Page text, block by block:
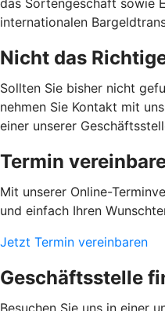
das Sortengeschäft sowie
internationalen
Nicht das
Sollten Sie bisher nicht
nehmen Sie Kontakt mit
einer unserer
Termin
Mit unserer Online-
und einfach Ihren
Jetzt Termin vereinbaren
Geschäftsstelle